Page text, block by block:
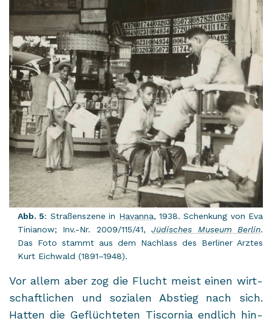
Abb. 5: Stra­ßen­sze­ne in Ha­van­na, 1938. Schen­kung von Eva
Ti­nia­now; Inv.-Nr. 2009/115/41,Jü­di­sches Mu­se­um Ber­lin.
Das Foto stammt aus dem Nach­lass des Ber­li­ner Arz­tes
Kurt Eich­wald (1891–1948).
Vor allem aber zog die Flucht meist einen wirt­
schaft­li­chen und so­zia­len Ab­stieg nach sich.
Hat­ten die Ge­flüch­te­ten Tis­cor­nia end­lich hin­